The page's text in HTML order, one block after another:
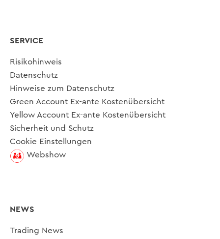
SERVICE
Risikohinweis
Datenschutz
Hinweise zum Datenschutz
Green Account Ex-ante Kostenübersicht
Yellow Account Ex-ante Kostenübersicht
Sicherheit und Schutz
Cookie Einstellungen
Webshow
NEWS
Trading News